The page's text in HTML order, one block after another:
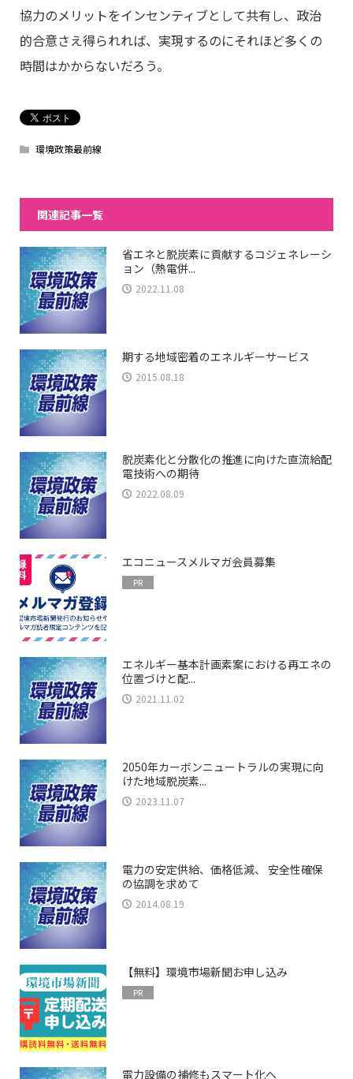
協力のメリットをインセンティブとして共有し、政治
的合意さえ得られれば、実現するのにそれほど多くの
時間はかからないだろう。
環境政策最前線
関連記事一覧
省エネと脱炭素に貢献するコジェネレーシ
ョン（熱電併...
2022.11.08
期する地域密着のエネルギーサービス
2015.08.18
脱炭素化と分散化の推進に向けた直流給配
電技術への期待
2022.08.09
エコニュースメルマガ会員募集
PR
エネルギー基本計画素案における再エネの
位置づけと配...
2021.11.02
2050年カーボンニュートラルの実現に向
けた地域脱炭素...
2023.11.07
電力の安定供給、価格低減、 安全性確保
の協調を求めて
2014.08.19
【無料】環境市場新聞お申し込み
PR
電力設備の補修もスマート化へ